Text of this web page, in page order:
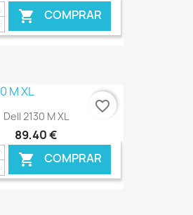
 COMPRAR
€ ONLINE
Dell 2130 M XL
89,40 €
 COMPRAR
favorite_border